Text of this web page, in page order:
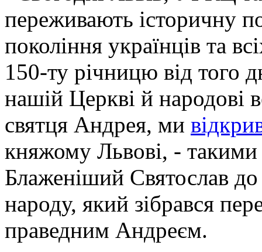
переживають історичну
покоління українців та
150-ту річницю від того
нашій Церкві й народові
святця Андрея, ми
княжому Львові, - такими
Блаженіший Святослав
народу, який зібрався
праведним Андреєм.